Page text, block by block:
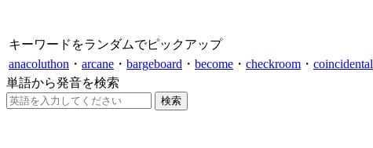
キーワードをランダムでピックアップ
anacoluthon ・ arcane ・ bargeboard ・ become ・ checkroom ・ coincidental
単語から発音を検索